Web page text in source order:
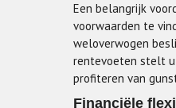
Een belangrijk
voorwaarden te
weloverwogen
rentevoeten stelt
profiteren van
Financiële